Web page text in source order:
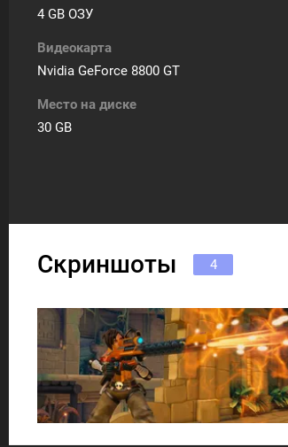
4 GB ОЗУ
Видеокарта
Nvidia GeForce 8800 GT
Место на диске
30 GB
Скриншоты 4